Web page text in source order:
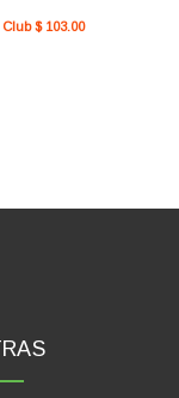
Club $ 103.00